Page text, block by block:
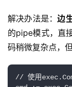
解决办法是：边
的pipe模式，直
码稍微复杂点，
// 使用